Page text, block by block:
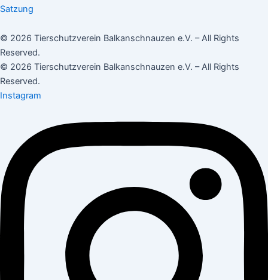
Satzung
© 2026 Tierschutzverein Balkanschnauzen e.V. – All Rights
Reserved.
© 2026 Tierschutzverein Balkanschnauzen e.V. – All Rights
Reserved.
Instagram